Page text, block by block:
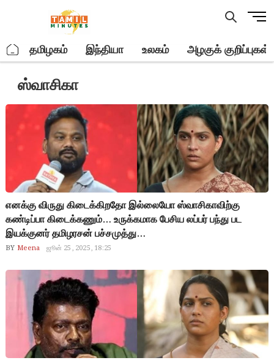
M
u
t
o
n
. தமிழகம் இந்தியா உலகம் அழகுக் குறிப்புகள்
ஸ்வாசிகா
எனக்கு விருது கிடைக்கிறதோ இல்லையோ ஸ்வாசிகாவிற்கு
கண்டிப்பா கிடைக்கணும்… உருக்கமாக பேசிய லப்பர் பந்து பட
இயக்குனர் தமிழரசன் பச்சமுத்து…
BY Meena ஜூன் 25, 2025, 18:25